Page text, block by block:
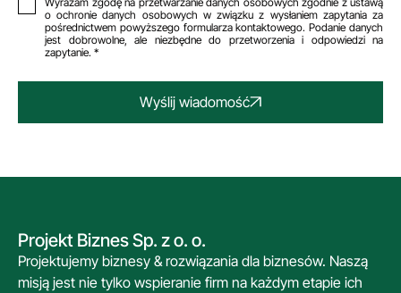
o ochronie danych osobowych w związku z wysłaniem zapytania za
pośrednictwem powyższego formularza kontaktowego. Podanie danych
jest dobrowolne, ale niezbędne do przetworzenia i odpowiedzi na
zapytanie. *
Wyślij wiadomość
Projekt Biznes Sp. z o. o.
Projektujemy biznesy & rozwiązania dla biznesów. Naszą
misją jest nie tylko wspieranie firm na każdym etapie ich